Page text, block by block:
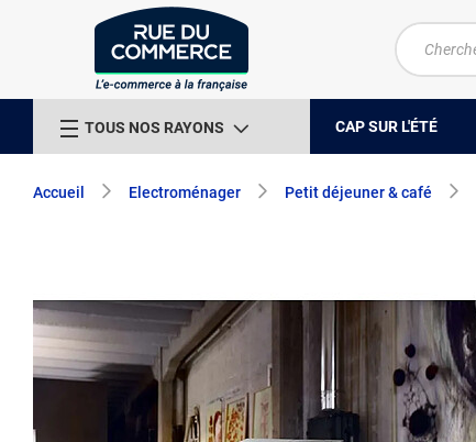
TOUS NOS RAYONS CAP SUR L'ÉTÉ
Accueil Electroménager Petit déjeuner & café